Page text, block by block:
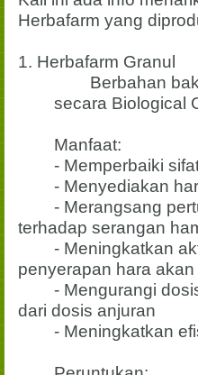
Herbafarm yang
1. Herbafarm Granul
Berbahan
secara Biological
Manfaat:
- Memperbaiki
- Menyediakan
- Merangsang
terhadap serangan
- Meningkatkan
penyerapan hara
- Mengurangi
dari dosis anjuran
- Meningkatkan